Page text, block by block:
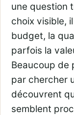
une question
choix visible,
budget, la
parfois la
Beaucoup de
par chercher
découvrent
semblent